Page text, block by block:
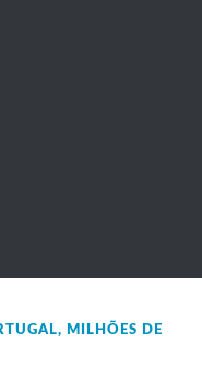
, MILHÕES DE